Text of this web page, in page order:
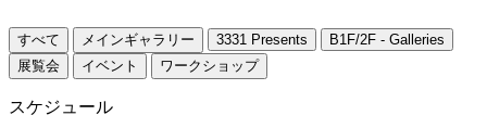
すべて メインギャラリー 3331 Presents
B1F/2F - Galleries
展覧会
イベント ワークショップ
スケジュール